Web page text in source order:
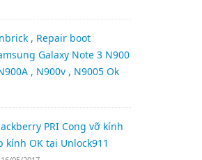
, Repair boot
Galaxy Note 3 N900
, N900v , N9005 Ok
PRI Cong vỡ kính
kính OK tại Unlock911